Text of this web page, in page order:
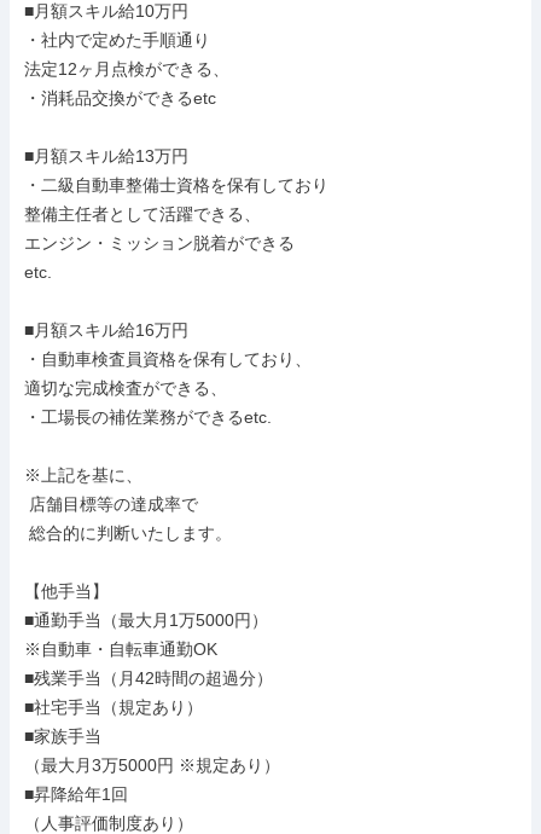
■月額スキル給10万円
・社内で定めた手順通り
法定12ヶ月点検ができる、
・消耗品交換ができるetc
■月額スキル給13万円
・二級自動車整備士資格を保有しており
整備主任者として活躍できる、
エンジン・ミッション脱着ができる
etc.
■月額スキル給16万円
・自動車検査員資格を保有しており、
適切な完成検査ができる、
・工場長の補佐業務ができるetc.
※上記を基に、
【他手当】
■通勤手当（最大月1万5000円）
※自動車・自転車通勤OK
■残業手当（月42時間の超過分）
■社宅手当（規定あり）
■家族手当
（最大月3万5000円 ※規定あり）
■昇降給年1回
（人事評価制度あり）